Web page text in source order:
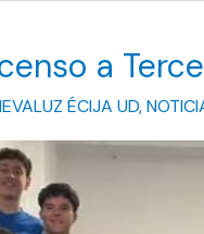
a
ÉCIJA UD,